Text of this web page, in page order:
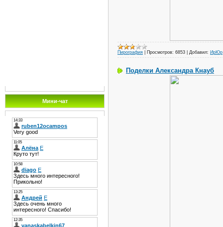
Мини-чат
Пирография Просмотров: 6853 Добавил: ИрЮр
Поделки Александра Кнауб